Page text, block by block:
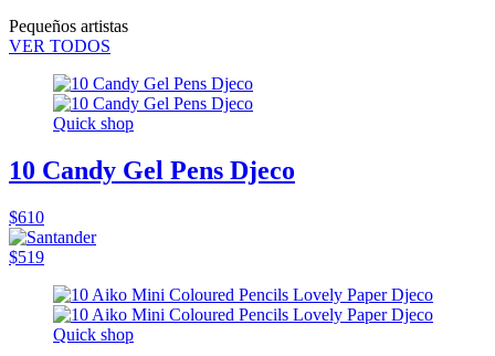
Pequeños artistas
VER TODOS
Quick shop
10 Candy Gel Pens Djeco
$610
$519
Quick shop